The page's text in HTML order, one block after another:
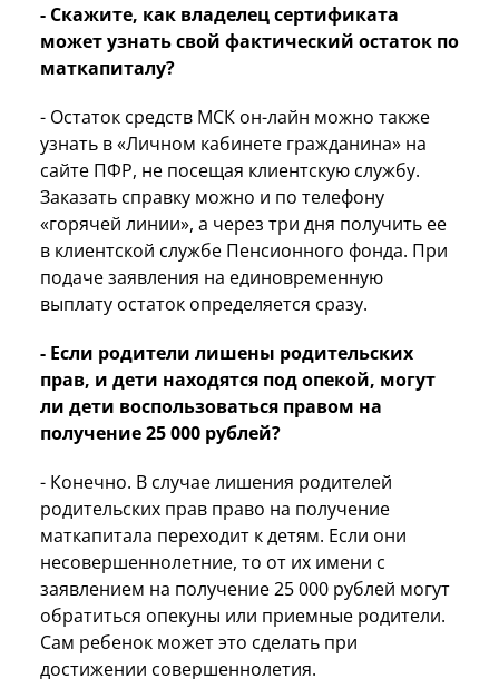
- Скажите, как владелец сертификата
может узнать свой фактический остаток по
маткапиталу?
- Остаток средств МСК он-лайн можно также
узнать в «Личном кабинете гражданина» на
сайте ПФР, не посещая клиентскую службу.
Заказать справку можно и по телефону
«горячей линии», а через три дня получить ее
в клиентской службе Пенсионного фонда. При
подаче заявления на единовременную
выплату остаток определяется сразу.
- Если родители лишены родительских
прав, и дети находятся под опекой, могут
ли дети воспользоваться правом на
получение 25 000 рублей?
- Конечно. В случае лишения родителей
родительских прав право на получение
маткапитала переходит к детям. Если они
несовершеннолетние, то от их имени с
заявлением на получение 25 000 рублей могут
обратиться опекуны или приемные родители.
Сам ребенок может это сделать при
достижении совершеннолетия.